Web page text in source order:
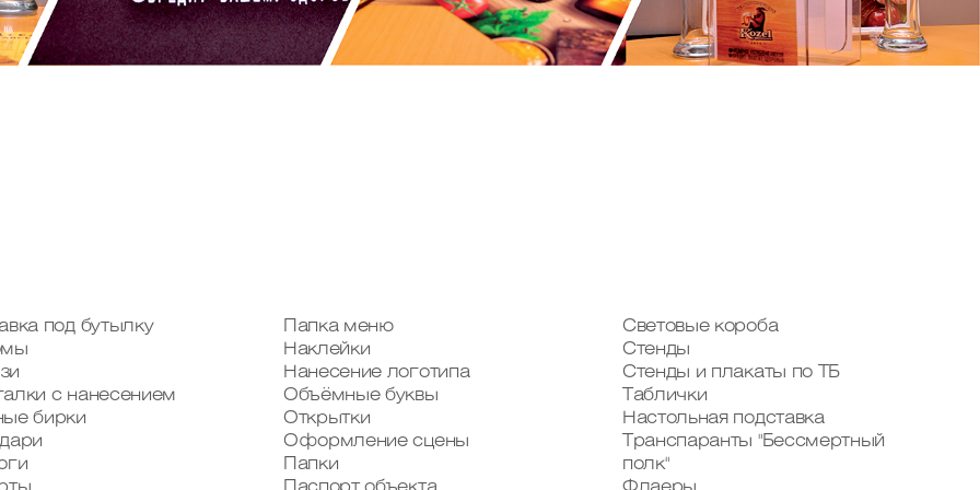
под бутылку
с нанесением
бирки
Папка меню
Наклейки
Нанесение логотипа
Объёмные буквы
Открытки
Оформление сцены
Папки
Световые короба
Стенды
Стенды и плакаты по ТБ
Таблички
Настольная подставка
Транспаранты "Бессмертный
полк"